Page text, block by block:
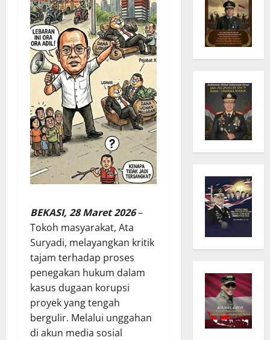
BEKASI, 28 Maret 2026–
Tokoh masyarakat, Ata
Suryadi, melayangkan kritik
tajam terhadap proses
penegakan hukum dalam
kasus dugaan korupsi
proyek yang tengah
bergulir. Melalui unggahan
di akun media sosial